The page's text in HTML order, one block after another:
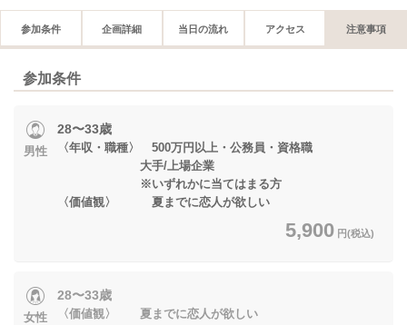
参加条件 企画詳細 当日の流れ アクセス 注意事項
参加条件
男性
28〜33歳
〈年収・職種〉 500万円以上・公務員・資格職
大手/上場企業
※いずれかに当てはまる方
〈価値観〉 夏までに恋人が欲しい
5,900 円(税込)
女性
28〜33歳
〈価値観〉 夏までに恋人が欲しい